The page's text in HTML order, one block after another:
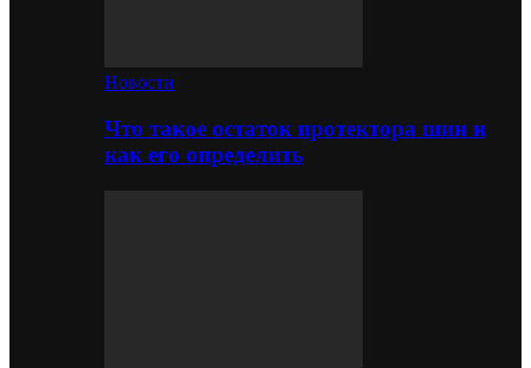
Новости
Что такое остаток протектора шин и
как его определить